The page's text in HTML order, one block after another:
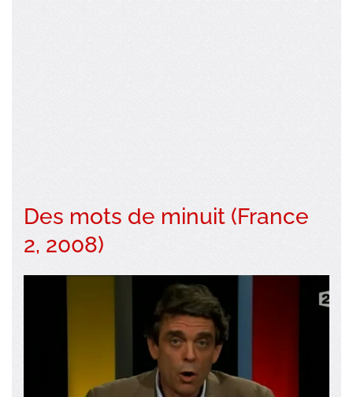
Des mots de minuit (France
2, 2008)